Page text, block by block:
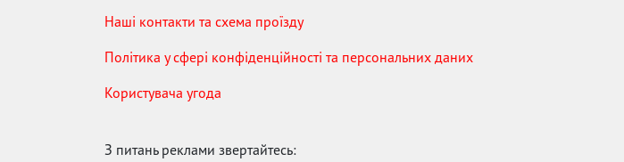
Наші контакти та схема проїзду
Політика у сфері конфіденційності та персональних даних
Користувача угода
З питань реклами звертайтесь: